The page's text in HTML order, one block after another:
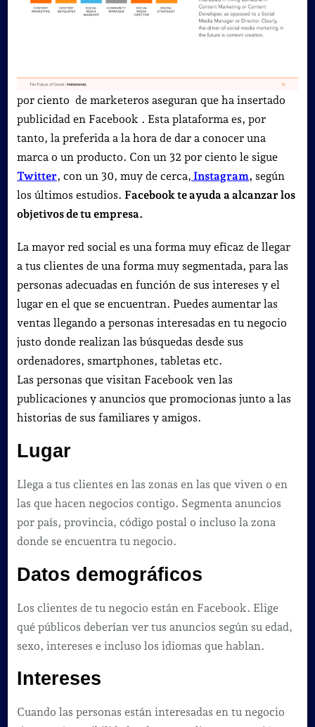
datos.
por ciento de marketeros aseguran que ha insertado
publicidad en Facebook . Esta plataforma es, por
tanto, la preferida a la hora de dar a conocer una
marca o un producto. Con un 32 por ciento le sigue
Twitter, con un 30, muy de cerca, Instagram, según
los últimos estudios. Facebook te ayuda a alcanzar los
objetivos de tu empresa.
La mayor red social es una forma muy eficaz de llegar
a tus clientes de una forma muy segmentada, para las
personas adecuadas en función de sus intereses y el
lugar en el que se encuentran. Puedes aumentar las
ventas llegando a personas interesadas en tu negocio
justo donde realizan las búsquedas desde sus
ordenadores, smartphones, tabletas etc.
Las personas que visitan Facebook ven las
publicaciones y anuncios que promocionas junto a las
historias de sus familiares y amigos.
Lugar
Llega a tus clientes en las zonas en las que viven o en
las que hacen negocios contigo. Segmenta anuncios
por país, provincia, código postal o incluso la zona
donde se encuentra tu negocio.
Datos demográficos
Los clientes de tu negocio están en Facebook. Elige
qué públicos deberían ver tus anuncios según su edad,
sexo, intereses e incluso los idiomas que hablan.
Intereses
Cuando las personas están interesadas en tu negocio